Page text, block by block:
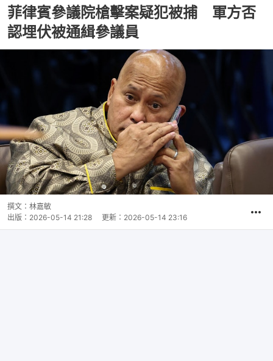
菲律賓參議院槍擊案疑犯被捕 軍方否
認埋伏被通緝參議員
撰文： 林嘉敏
出版： 2026-05-14 21:28 更新： 2026-05-14 23:16